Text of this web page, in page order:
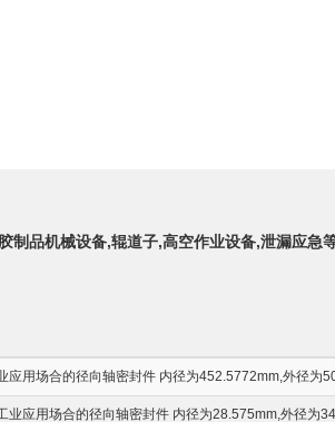
制品机械设备,辊道子,高空作业设备,泄漏应急
应用场合的径向轴密封件 内径为452.5772mm,外径为
业应用场合的径向轴密封件 内径为28.575mm,外径为